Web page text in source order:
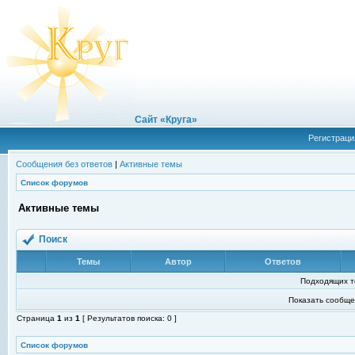
Сайт «Круга»
Сообщения без ответов | Активные темы
Список форумов
Активные темы
Поиск
Темы Автор Ответов
Подходящих
Показать
Страница 1 из 1 [ Результатов поиска: 0 ]
Список форумов